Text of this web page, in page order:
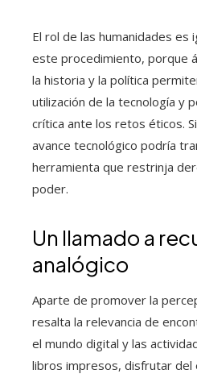
El rol de las humanidades es
este procedimiento, porque
la historia y la política
utilización de la tecnología y
crítica ante los retos éticos.
avance tecnológico podría
herramienta que restrinja
poder.
Un llamado a
analógico
Aparte de promover la
resalta la relevancia de
el mundo digital y las
libros impresos, disfrutar